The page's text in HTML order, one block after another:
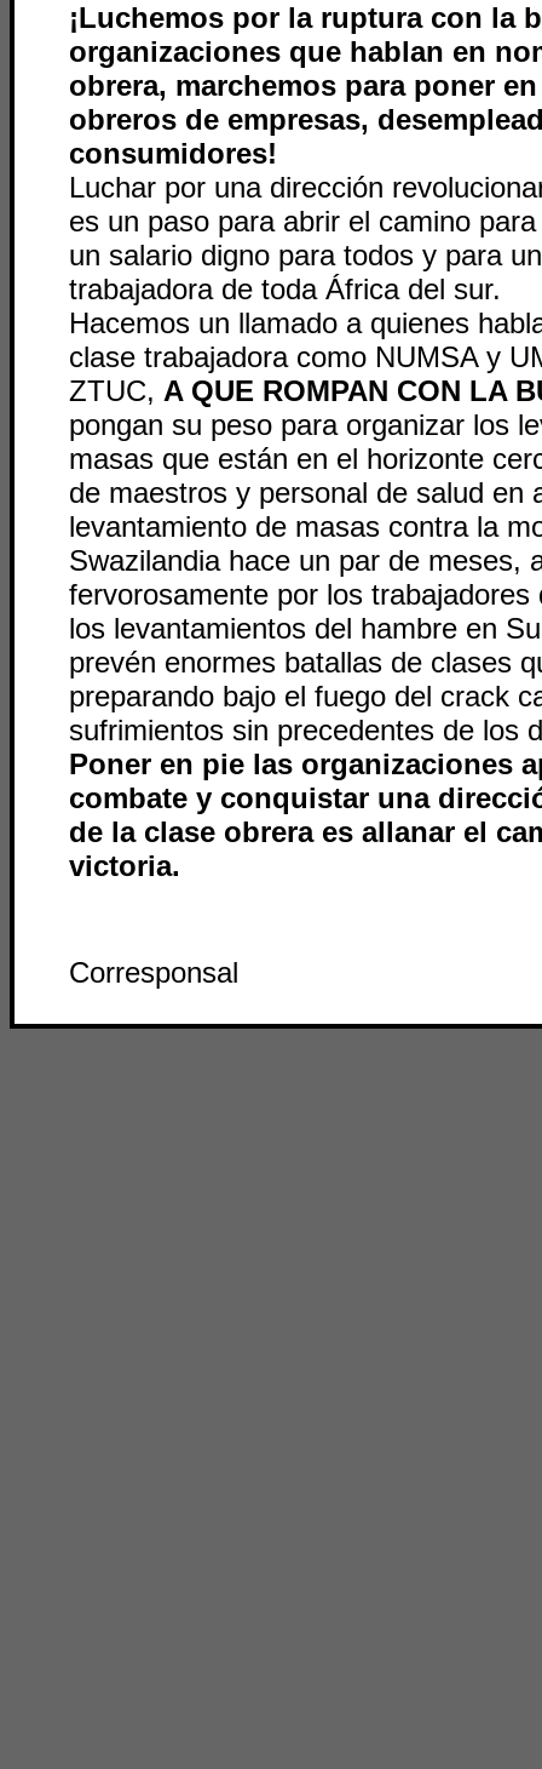
¡Luchemos por la ruptura con la
organizaciones que hablan en
obrera, marchemos para poner
obreros de empresas,
consumidores!
Luchar por una dirección
es un paso para abrir el camino
un salario digno para todos y para
trabajadora de toda África del sur.
Hacemos un llamado a quienes
clase trabajadora como NUMSA y
ZTUC, A QUE ROMPAN CON LA
pongan su peso para organizar los
masas que están en el horizonte
de maestros y personal de salud en
levantamiento de masas contra la
Swazilandia hace un par de meses,
fervorosamente por los trabajadores
los levantamientos del hambre en
prevén enormes batallas de clases
preparando bajo el fuego del crack
sufrimientos sin precedentes de los
Poner en pie las organizaciones
combate y conquistar una
de la clase obrera es allanar el
victoria.
Corresponsal